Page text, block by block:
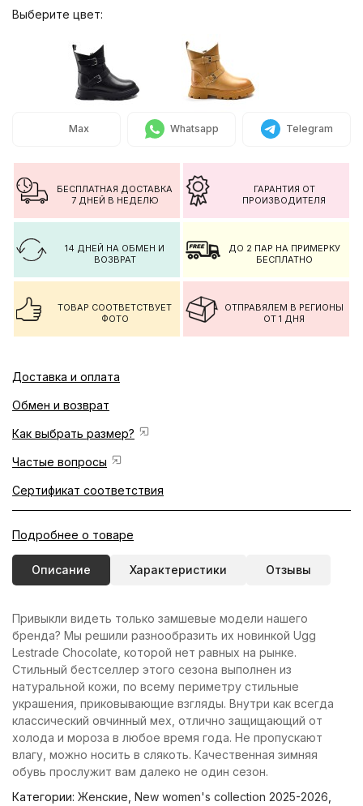
Выберите цвет:
Max Whatsapp Telegram
БЕСПЛАТНАЯ ДОСТАВКА
7 ДНЕЙ В НЕДЕЛЮ
ГАРАНТИЯ ОТ
ПРОИЗВОДИТЕЛЯ
14 ДНЕЙ НА ОБМЕН И
ВОЗВРАТ
ДО 2 ПАР НА ПРИМЕРКУ
БЕСПЛАТНО
ТОВАР СООТВЕТСТВУЕТ
ФОТО
ОТПРАВЯЛЕМ В РЕГИОНЫ
ОТ 1 ДНЯ
Доставка и оплата
Обмен и возврат
Как выбрать размер?
Частые вопросы
Сертификат соответствия
Подробнее о товаре
Описание Характеристики Отзывы
Привыкли видеть только замшевые модели нашего
бренда? Мы решили разнообразить их новинкой Ugg
Lestrade Chocolate, которой нет равных на рынке.
Стильный бестселлер этого сезона выполнен из
натуральной кожи, по всему периметру стильные
украшения, приковывающие взгляды. Внутри как всегда
классический овчинный мех, отлично защищающий от
холода и мороза в любое время года. Не пропускают
влагу, можно носить в слякоть. Качественная зимняя
обувь прослужит вам далеко не один сезон.
Категории: Женские New women's collection 2025-2026